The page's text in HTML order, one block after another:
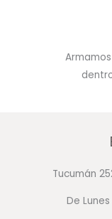
Tucumán
De